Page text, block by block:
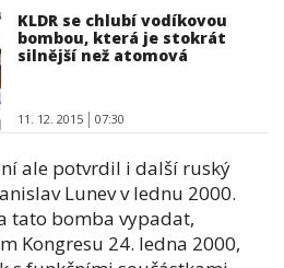
KLDR se chlubí vodíkovou
bombou, která je stokrát
silnější než atomová
11. 12. 2015 07:30
ale potvrdil i další ruský
Lunev v lednu 2000.
tato bomba vypadat,
Kongresu 24. ledna 2000,